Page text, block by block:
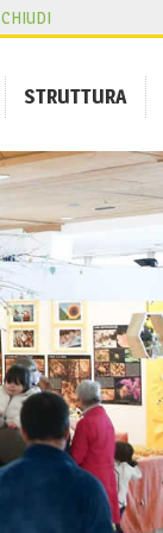
STRUTTURA
CHIUDI